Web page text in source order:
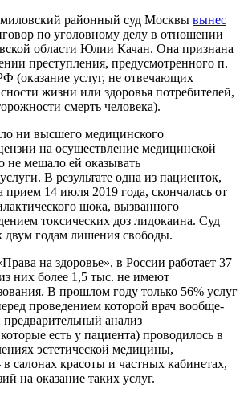
районный суд Москвы вынес
по уголовному делу в отношении
области Юлии Качан. Она признана
преступления, предусмотренного п.
(оказание услуг, не отвечающих
жизни или здоровья потребителей,
смерть человека).
ни высшего медицинского
на осуществление медицинской
не мешало ей оказывать
В результате одна из пациенток,
14 июля 2019 года, скончалась от
шока, вызванного
токсических доз лидокаина. Суд
двум годам лишения свободы.
на здоровье», в России работает 37
них более 1,5 тыс. не имеют
В прошлом году только 56% услуг
проведением которой врач вообще-
предварительный анализ
есть у пациента) проводилось в
эстетической медицины,
салонах красоты и частных кабинетах,
на оказание таких услуг.